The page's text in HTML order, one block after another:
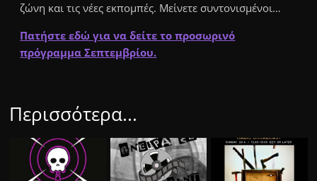
ζώνη και τις νέες εκπομπές. Μείνετε συντονισμένοι…
Πατήστε εδώ για να δείτε το προσωρινό
πρόγραμμα Σεπτεμβρίου.
Περισσότερα...